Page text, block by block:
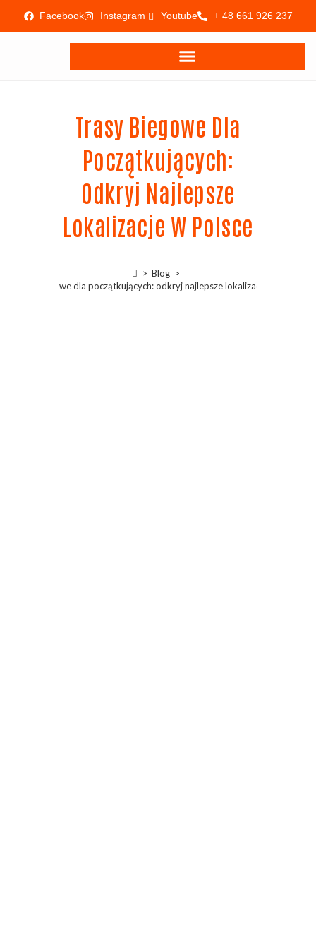
Facebook Instagram Youtube + 48 661 926 237
Trasy Biegowe Dla
Początkujących:
Odkryj Najlepsze
Lokalizacje W Polsce
> Blog >
Trasy biegowe dla początkujących: odkryj najlepsze lokalizacje w Polsce